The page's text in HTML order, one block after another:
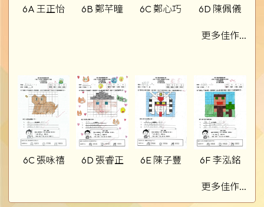
6A 王正怡 6B 鄭芊曈 6C 鄭心巧 6D 陳佩儀
更多佳作...
6C 張咏禧 6D 張睿正 6E 陳子豐 6F 李泓銘
更多佳作...